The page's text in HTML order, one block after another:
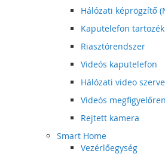
Hálózati képrögzítő
Kaputelefon tartozék
Riasztórendszer
Videós kaputelefon
Hálózati video
Videós
Rejtett kamera
Smart Home
Vezérlőegység